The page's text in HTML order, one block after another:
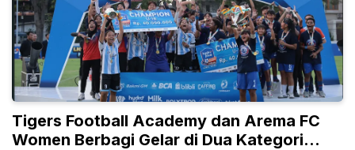
Tigers Football Academy dan Arema FC
Women Berbagi Gelar di Dua Kategori